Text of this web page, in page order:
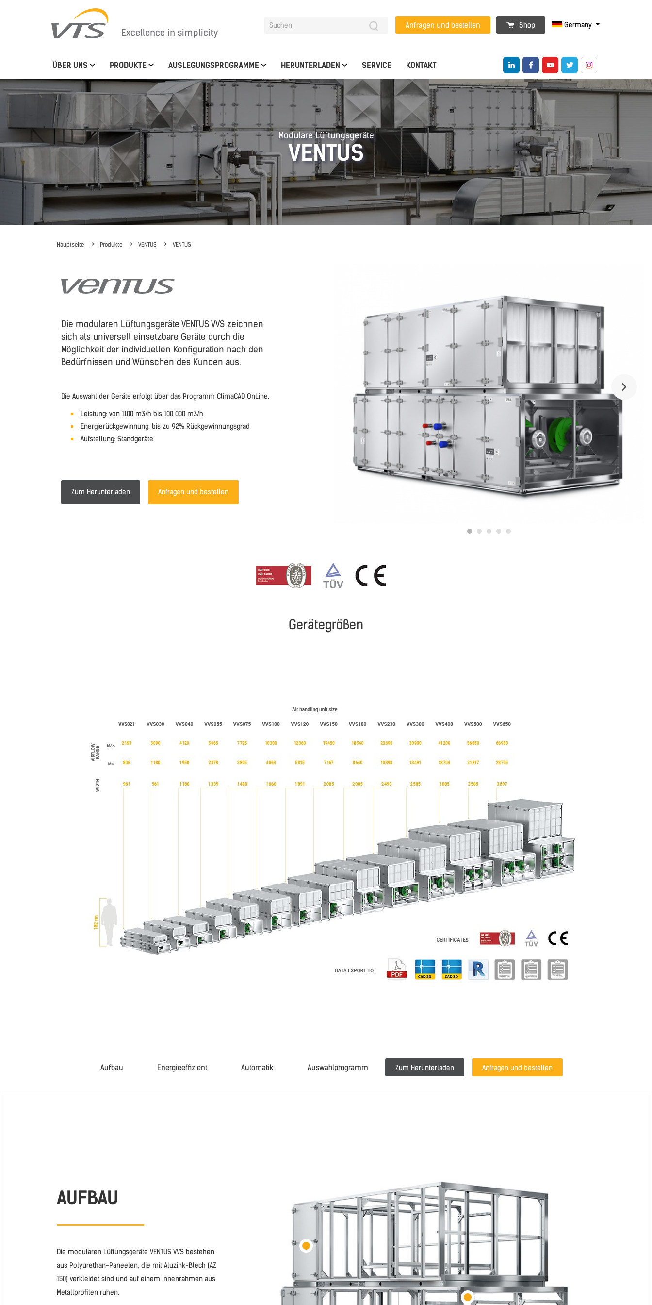
Excellence in simplicity
Anfragen und bestellen Shop Germany
ÜBER UNS PRODUKTE AUSLEGUNGSPROGRAMME HERUNTERLADEN SERVICE KONTAKT
Modulare Lüftungsgeräte
VENTUS
Hauptseite Produkte VENTUS VENTUS
Die modularen Lüftungsgeräte VENTUS VVS zeichnen
sich als universell einsetzbare Geräte durch die
Möglichkeit der individuellen Konfiguration nach den
Bedürfnissen und Wünschen des Kunden aus.
Die Auswahl der Geräte erfolgt über das Programm ClimaCAD OnLine.
Leistung: von 1100 m3/h bis 100 000 m3/h
Energierückgewinnung: bis zu 92% Rückgewinnungsgrad
Aufstellung: Standgeräte
Zum Herunterladen Anfragen und bestellen
Gerätegrößen
Aufbau Energieeffizient Automatik Auswahlprogramm Zum Herunterladen Anfragen und bestellen
AUFBAU
Die modularen Lüftungsgeräte VENTUS VVS bestehen
aus Polyurethan-Paneelen, die mit Aluzink-Blech (AZ
150) verkleidet sind und auf einem Innenrahmen aus
Metallprofilen ruhen.